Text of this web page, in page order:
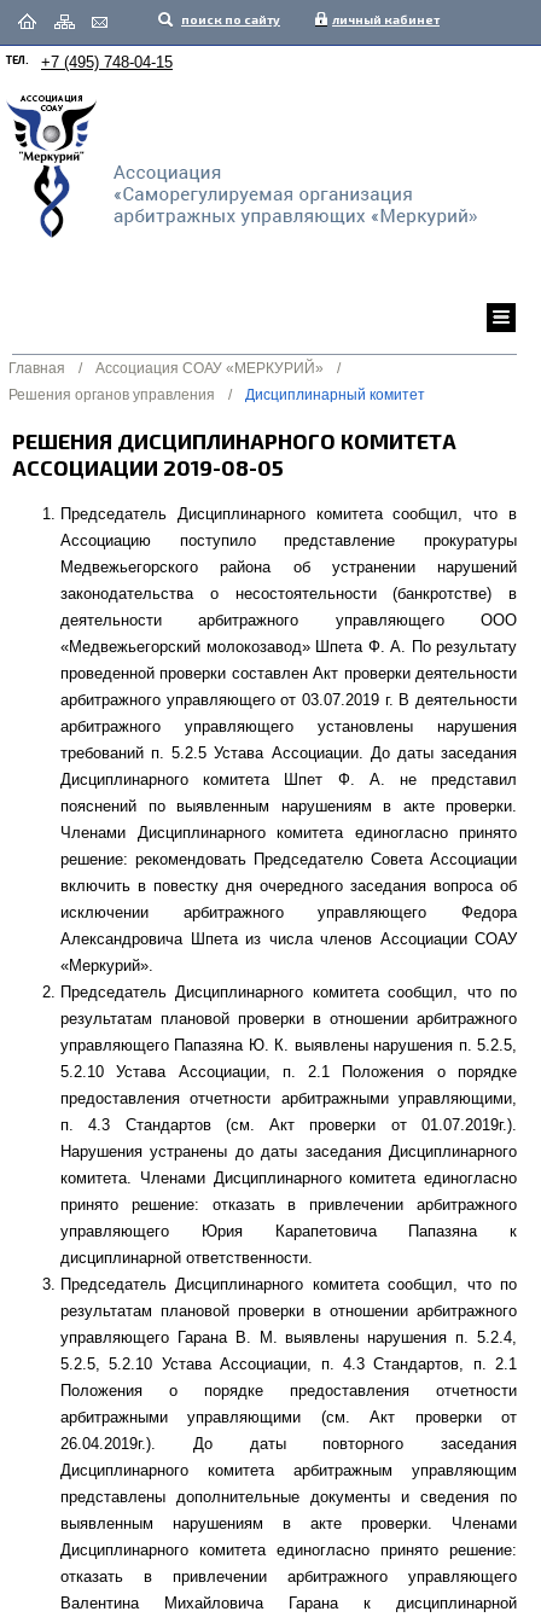
поиск по сайту личный кабинет
ТЕЛ. +7 (495) 748-04-15
Главная / Ассоциация СОАУ «МЕРКУРИЙ»
/
Решения органов управления
/ Дисциплинарный комитет
РЕШЕНИЯ ДИСЦИПЛИНАРНОГО КОМИТЕТА
АССОЦИАЦИИ 2019-08-05
Председатель Дисциплинарного комитета сообщил, что в
Ассоциацию поступило представление прокуратуры
Медвежьегорского района об устранении нарушений
законодательства о несостоятельности (банкротстве) в
деятельности арбитражного управляющего ООО
«Медвежьегорский молокозавод» Шпета Ф. А. По результату
проведенной проверки составлен Акт проверки деятельности
арбитражного управляющего от 03.07.2019 г. В деятельности
арбитражного управляющего установлены нарушения
требований п. 5.2.5 Устава Ассоциации. До даты заседания
Дисциплинарного комитета Шпет Ф. А. не представил
пояснений по выявленным нарушениям в акте проверки.
Членами Дисциплинарного комитета единогласно принято
решение: рекомендовать Председателю Совета Ассоциации
включить в повестку дня очередного заседания вопроса об
исключении арбитражного управляющего Федора
Александровича Шпета из числа членов Ассоциации СОАУ
«Меркурий».
Председатель Дисциплинарного комитета сообщил, что по
результатам плановой проверки в отношении арбитражного
управляющего Папазяна Ю. К. выявлены нарушения п. 5.2.5,
5.2.10 Устава Ассоциации, п. 2.1 Положения о порядке
предоставления отчетности арбитражными управляющими,
п. 4.3 Стандартов (см. Акт проверки от 01.07.2019г.).
Нарушения устранены до даты заседания Дисциплинарного
комитета. Членами Дисциплинарного комитета единогласно
принято решение: отказать в привлечении арбитражного
управляющего Юрия Карапетовича Папазяна к
дисциплинарной ответственности.
Председатель Дисциплинарного комитета сообщил, что по
результатам плановой проверки в отношении арбитражного
управляющего Гарана В. М. выявлены нарушения п. 5.2.4,
5.2.5, 5.2.10 Устава Ассоциации, п. 4.3 Стандартов, п. 2.1
Положения о порядке предоставления отчетности
арбитражными управляющими (см. Акт проверки от
26.04.2019г.). До даты повторного заседания
Дисциплинарного комитета арбитражным управляющим
представлены дополнительные документы и сведения по
выявленным нарушениям в акте проверки. Членами
Дисциплинарного комитета единогласно принято решение:
отказать в привлечении арбитражного управляющего
Валентина Михайловича Гарана к дисциплинарной